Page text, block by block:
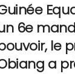
6e
le
a